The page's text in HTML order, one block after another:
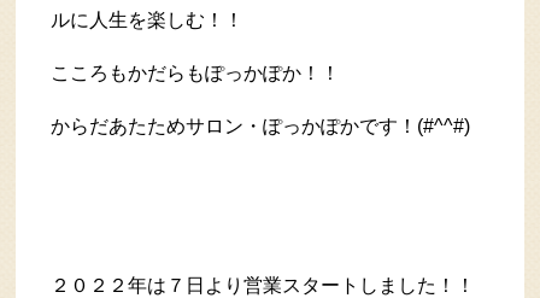
ルに人生を楽しむ！！
こころもかだらもぽっかぽか！！
からだあたためサロン・ぽっかぽかです！(#^^#)
２０２２年は７日より営業スタートしました！！